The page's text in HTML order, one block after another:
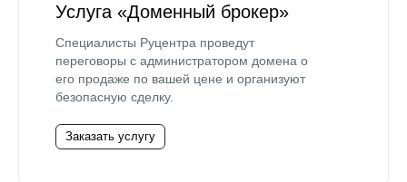
Услуга «Доменный брокер»
Специалисты Руцентра проведут
переговоры с администратором домена о
его продаже по вашей цене и организуют
безопасную сделку.
Заказать услугу